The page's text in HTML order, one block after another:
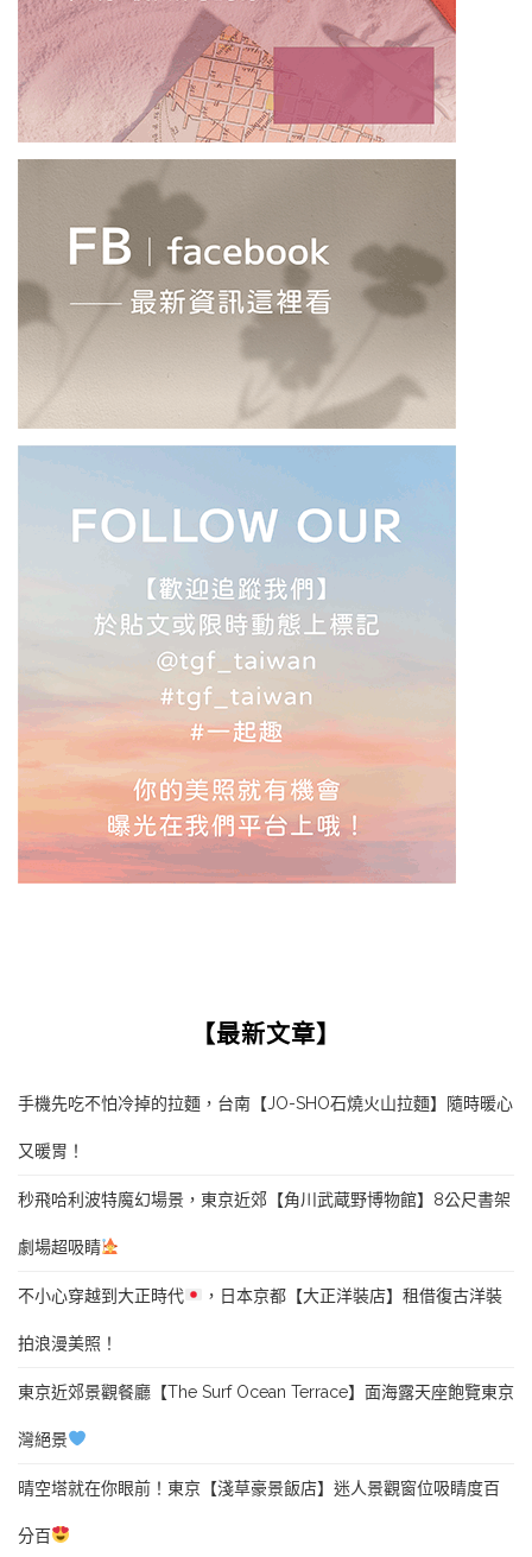
【最新文章】
手機先吃不怕冷掉的拉麵，台南【JO-SHO石燒火山拉麵】隨時暖心
又暖胃！
秒飛哈利波特魔幻場景，東京近郊【角川武蔵野博物館】8公尺書架
劇場超吸睛
不小心穿越到大正時代 ，日本京都【大正洋裝店】租借復古洋裝
拍浪漫美照！
東京近郊景觀餐廳【The Surf Ocean Terrace】面海露天座飽覽東京
灣絕景
晴空塔就在你眼前！東京【淺草豪景飯店】迷人景觀窗位吸睛度百
分百